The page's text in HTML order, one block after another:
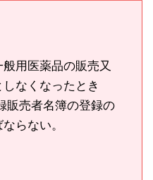
用医薬品の販売又
なくなったとき
販売者名簿の登録の
らない。